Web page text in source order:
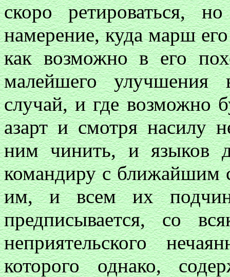
скоро ретироваться,
намерение, куда марш
как возможно в его
малейшего улучшения
случай, и где возможно
азарт и смотря насилу
ним чинить, и языков
командиру с ближайшим
им, и всем их
предписывается, со
неприятельского
которого однако,